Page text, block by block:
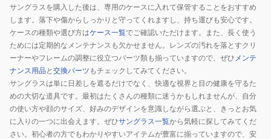
サングラスを購入した後は、専用のケースに入れて保管することをおすすめ
します。落下や傷からしっかりと守ってくれますし、持ち運びも安心です。
ケースの種類や選び方はケース一覧でご確認いただけます。また、長く使う
ためには定期的なメンテナンスも欠かせません。レンズの汚れを落とすクリ
ーナーやフレームの調整に役立つパーツ類も揃っていますので、ぜひ メンテ
ナンス用品と 交換パーツ もチェックしてみてください。
サングラスは単に日差しを遮るだけでなく、快適な視界と目の健康を守るた
めの大切な道具です。最初はたくさんの種類に迷うかもしれませんが、自分
の使い方や顔のサイズ、好みのデザインを意識しながら選ぶと、きっとお気
に入りの一つに出会えます。ぜひサングラス一覧から気軽に探してみてくだ
さい。初心者の方でもわかりやすいアイテムが豊富に揃っていますので、安